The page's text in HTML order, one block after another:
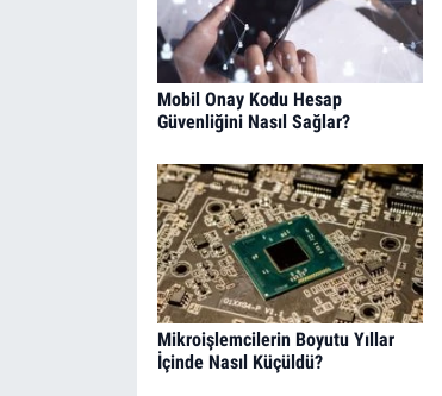
Mobil Onay Kodu Hesap
Güvenliğini Nasıl Sağlar?
Mikroişlemcilerin Boyutu Yıllar
İçinde Nasıl Küçüldü?